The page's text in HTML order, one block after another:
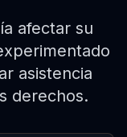
afectar su
asistencia
derechos.